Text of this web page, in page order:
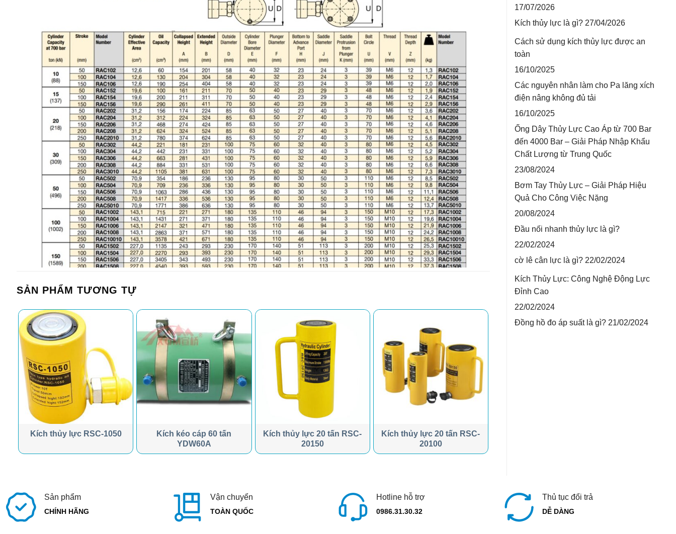
17/07/2026
Kích thủy lực là gì? 27/04/2026
Cách sử dụng kích thủy lực được an
toàn
16/10/2025
Các nguyên nhân làm cho Pa lăng xích
điện nâng không đủ tải
16/10/2025
Ống Dây Thủy Lực Cao Áp từ 700 Bar
đến 4000 Bar – Giải Pháp Nhập Khẩu
Chất Lượng từ Trung Quốc
23/08/2024
Bơm Tay Thủy Lực – Giải Pháp Hiệu
Quả Cho Công Việc Nặng
20/08/2024
Đầu nối nhanh thủy lực là gì?
22/02/2024
cờ lê cân lực là gì? 22/02/2024
Kích Thủy Lực: Công Nghệ Động Lực
Đỉnh Cao
22/02/2024
Đồng hồ đo áp suất là gì? 21/02/2024
SẢN PHẨM TƯƠNG TỰ
Kích thủy lực RSC-1050
Kích kéo cáp 60 tấn
YDW60A
Kích thủy lực 20 tấn RSC-
20150
Kích thủy lực 20 tấn RSC-
20100
Sản phẩm
CHÍNH HÃNG
Vận chuyển
TOÀN QUỐC
Hotline hỗ trợ
0986.31.30.32
Thủ tục đổi trả
DỄ DÀNG